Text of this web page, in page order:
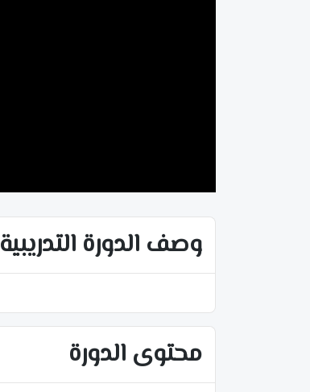
وصف الدورة التدريبية
محتوى الدورة